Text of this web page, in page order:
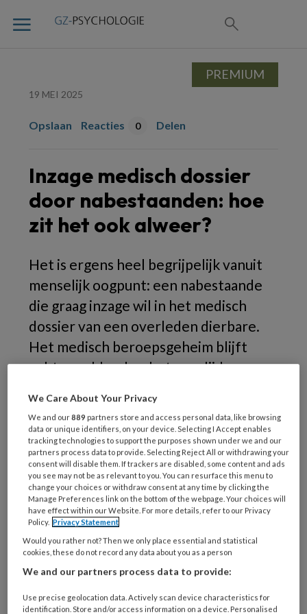
19 MEI 2025
Opslaan Reacties 0 Delen
Inzage medisch dossier
door nabestaanden: hoe
zit het ook alweer?
Het is ergens heel begrijpelijk vanuit
menselijk oogpunt: een nabestaande
die graag inzage wil in het medisch
dossier van een overleden dierbare.
Het medisch beroepsgeheim blijft
echter geldend na het overlijden van
dossier.
Toch zijn er uitzonderingssituaties waarin het
een nabestaande wel toegestaan is inzage te
geven in het medisch dossier.In dit artikel ga ik
verder in op het juridisch kader rondom
inzagerecht voor nabestaanden.
Hoofdregel en uitzonderingen
In artikel 7:458a Burgerlijk Wetboek (‘BW’) is
het inzagerecht voor nabestaanden geregeld.
PREMIUM
We Care About Your Privacy
We and our889 partners store and access personal data, like browsing
data or unique identifiers, on your device. Selecting I Accept enables
tracking technologies to support the purposes shown under we and our
partners process data to provide. Selecting Reject All or withdrawing your
consent will disable them. If trackers are disabled, some content and ads
you see may not be as relevant to you. You can resurface this menu to
change your choices or withdraw consent at any time by clicking the
Manage Preferences link on the bottom of the webpage. Your choices will
have effect within our Website. For more details, refer to our Privacy
Policy. Privacy Statement
Would you rather not? Then we only place essential and statistical
cookies, these do not record any data about you as a person
We and our partners process data to provide:
Use precise geolocation data. Actively scan device characteristics for
identification. Store and/or access information on a device. Personalised